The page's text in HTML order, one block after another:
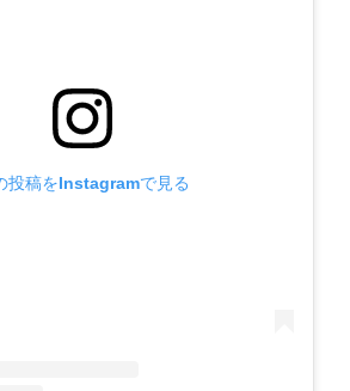
投稿をInstagramで見る